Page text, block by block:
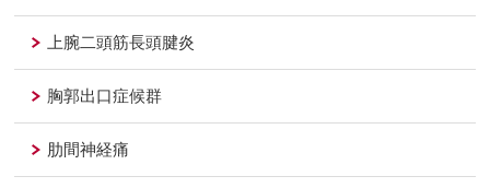
上腕二頭筋長頭腱炎
胸郭出口症候群
肋間神経痛